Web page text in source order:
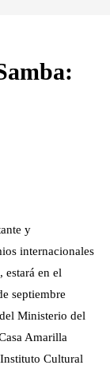
y
internacionales
estará en el
septiembre
Ministerio del
Amarilla
Cultural